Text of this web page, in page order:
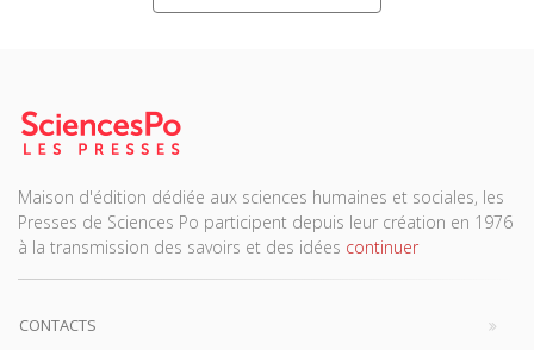
Maison d'édition dédiée aux sciences humaines et sociales, les
Presses de Sciences Po participent depuis leur création en 1976
à la transmission des savoirs et des idées continuer
CONTACTS